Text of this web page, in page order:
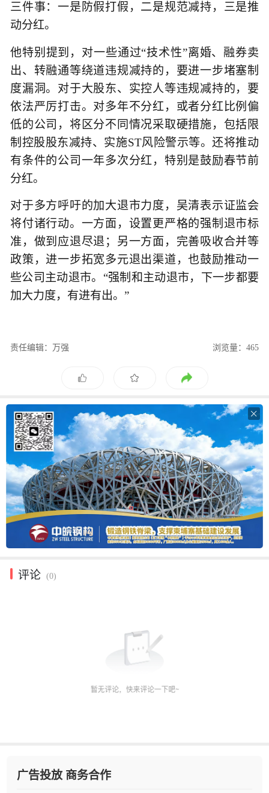
三件事：一是防假打假，二是规范减持，三是推
动分红。
他特别提到，对一些通过“技术性”离婚、融券卖
出、转融通等绕道违规减持的，要进一步堵塞制
度漏洞。对于大股东、实控人等违规减持的，要
依法严厉打击。对多年不分红，或者分红比例偏
低的公司，将区分不同情况采取硬措施，包括限
制控股股东减持、实施ST风险警示等。还将推动
有条件的公司一年多次分红，特别是鼓励春节前
分红。
对于多方呼吁的加大退市力度，吴清表示证监会
将付诸行动。一方面，设置更严格的强制退市标
准，做到应退尽退；另一方面，完善吸收合并等
政策，进一步拓宽多元退出渠道，也鼓励推动一
些公司主动退市。“强制和主动退市，下一步都要
加大力度，有进有出。”
责任编辑：万强 浏览量：465

评论 (0)
广告投放 商务合作